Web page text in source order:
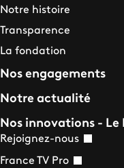
Notre histoire
Transparence
La fondation
Nos engagements
Notre actualité
Nos innovations - Le
Rejoignez-nous
France TV Pro